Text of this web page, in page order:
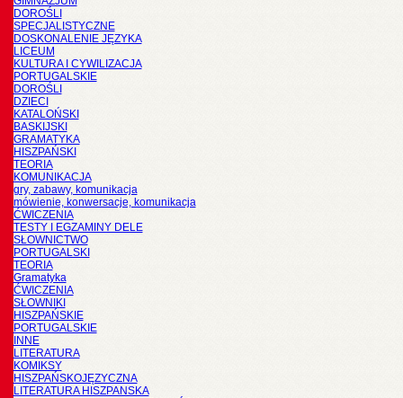
DOROŚLI
SPECJALISTYCZNE
DOSKONALENIE JĘZYKA
LICEUM
KULTURA I CYWILIZACJA
PORTUGALSKIE
DOROŚLI
DZIECI
KATALOŃSKI
BASKIJSKI
GRAMATYKA
HISZPAŃSKI
TEORIA
KOMUNIKACJA
gry, zabawy, komunikacja
mówienie, konwersacje, komunikacja
ĆWICZENIA
TESTY I EGZAMINY DELE
SŁOWNICTWO
PORTUGALSKI
TEORIA
Gramatyka
ĆWICZENIA
SŁOWNIKI
HISZPAŃSKIE
PORTUGALSKIE
INNE
LITERATURA
KOMIKSY
HISZPAŃSKOJĘZYCZNA
LITERATURA HISZPANSKA